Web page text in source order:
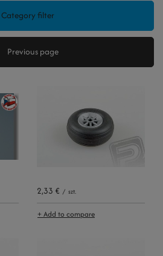
Category filter
Previous page
2,33 € / szt.
+ Add to compare